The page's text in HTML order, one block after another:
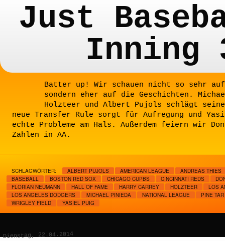
Just
Inning
Batter up! Wir schauen nicht so sehr
sondern eher auf die Geschichten.
Holzteer und Albert Pujols schlägt
neue Transfer Rule sorgt für Aufregung und
echte Probleme am Hals. Außerdem feiern wir
Zahlen in AA.
SCHLAGWÖRTER: ALBERT PUJOLS AMERICAN LEAGUE
ANDREAS THIES
BASEBALL
BOSTON RED SOX CHICAGO CUPBS CINCINNATI REDS
FLORIAN NEUMANN
HALL OF FAME HARRY CARREY HOLZTEER
LOS
LOS ANGELES DODGERS
MICHAEL PINIEDA NATIONAL LEAGUE
PINE TAR
WRIGLEY FIELD
YASIEL PUIG
Dienstag, 22.04.2014